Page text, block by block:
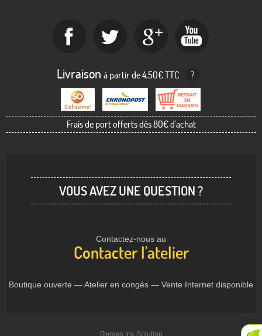
Livraison à partir de 4,50€ TTC ?
Frais de port offerts dès 80€ d'achat
VOUS AVEZ UNE QUESTION ?
Contactez-nous au
Contacter l'atelier
Boutique ouverte — Atelier en congés — Vente Internet disponible
Reman Ink Solution